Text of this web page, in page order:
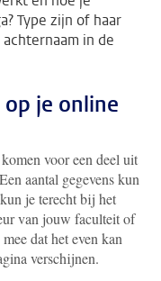
Type zijn of haar
in de
je online
voor een deel uit
aantal gegevens kun
je terecht bij het
van jouw faculteit of
dat het even kan
verschijnen.